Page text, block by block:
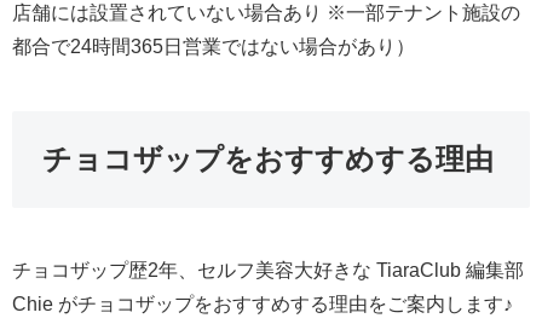
店舗には設置されていない場合あり ※一部テナント施設の
都合で24時間365日営業ではない場合があり）
チョコザップをおすすめする理由
チョコザップ歴2年、セルフ美容大好きな TiaraClub 編集部
Chie がチョコザップをおすすめする理由をご案内します♪